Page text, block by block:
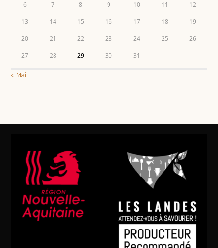
6 7 8 9 10 11 12
13 14 15 16 17 18 19
20 21 22 23 24 25 26
27 28 29 30 31
« Mai